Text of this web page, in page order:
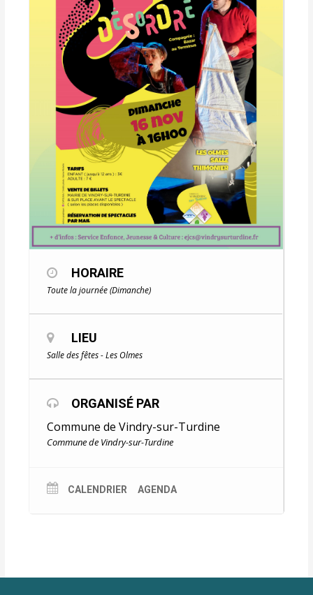
HORAIRE
Toute la journée (Dimanche)
LIEU
Salle des fêtes - Les Olmes
ORGANISÉ PAR
Commune de Vindry-sur-Turdine
Commune de Vindry-sur-Turdine
CALENDRIER AGENDA